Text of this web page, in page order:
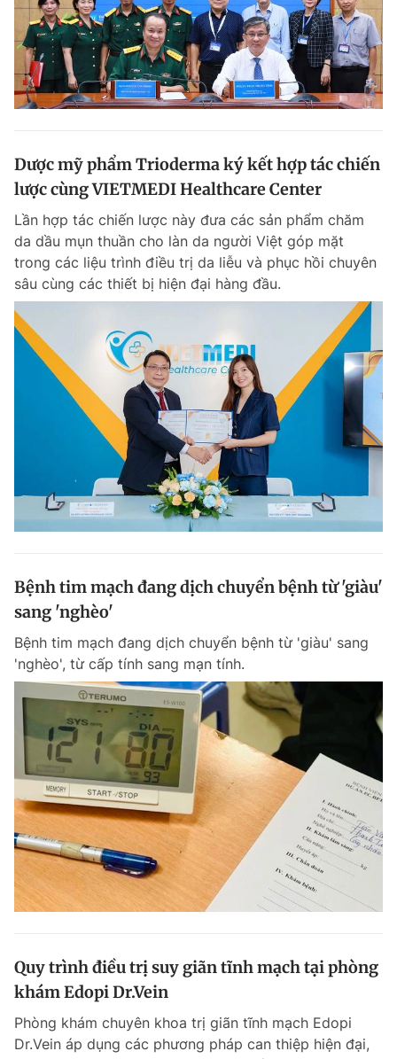
Dược mỹ phẩm Trioderma ký kết hợp tác chiến
lược cùng VIETMEDI Healthcare Center
Lần hợp tác chiến lược này đưa các sản phẩm chăm
da dầu mụn thuần cho làn da người Việt góp mặt
trong các liệu trình điều trị da liễu và phục hồi chuyên
sâu cùng các thiết bị hiện đại hàng đầu.
Bệnh tim mạch đang dịch chuyển bệnh từ 'giàu'
sang 'nghèo'
Bệnh tim mạch đang dịch chuyển bệnh từ 'giàu' sang
'nghèo', từ cấp tính sang mạn tính.
Quy trình điều trị suy giãn tĩnh mạch tại phòng
khám Edopi Dr.Vein
Phòng khám chuyên khoa trị giãn tĩnh mạch Edopi
Dr.Vein áp dụng các phương pháp can thiệp hiện đại,